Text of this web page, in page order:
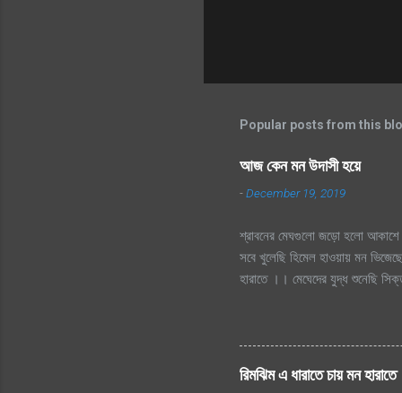
Popular posts from this
আজ কেন মন উদাসী হয়ে
-December 19, 2019
শ্রাবনের মেঘগুলো জড়ো হলো আকাশে
সবে খুলেছি হিমেল হাওয়ায় মন
হারাতে ।। মেঘেদের যুদ্ধ শুনেছি
রিমঝিম এ ধারাতে চায় মন হারাতে